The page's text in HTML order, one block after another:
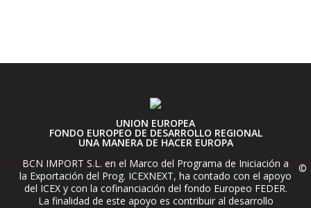
UNION EUROPEA
FONDO EUROPEO DE DESARROLLO REGIONAL
UNA MANERA DE HACER EUROPA
BCN IMPORT S.L. en el Marco del Programa de Iniciación a
la Exportación del Prog. ICEXNEXT, ha contado con el apoyo
del ICEX y con la cofinanciación del fondo Europeo FEDER.
La finalidad de este apoyo es contribuir al desarrollo
©